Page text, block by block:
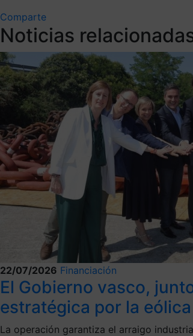
Comparte
Noticias
22/07/2026 Financiación
El Gobierno vasco,
estratégica por la
La operación garantiza el arraigo